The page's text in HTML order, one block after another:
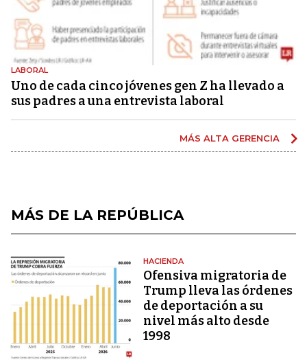
LABORAL
Uno de cada cinco jóvenes gen Z ha llevado a
sus padres a una entrevista laboral
MÁS ALTA GERENCIA
MÁS DE LA REPÚBLICA
HACIENDA
Ofensiva migratoria de
Trump lleva las órdenes
de deportación a su
nivel más alto desde
1998